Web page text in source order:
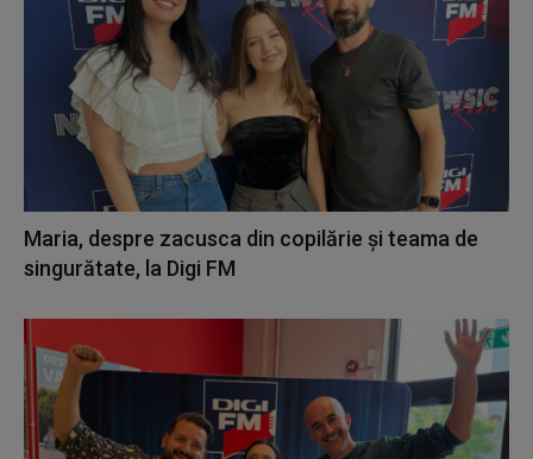
Maria, despre zacusca din copilărie și teama de
singurătate, la Digi FM